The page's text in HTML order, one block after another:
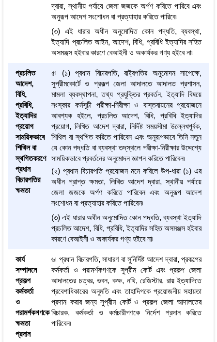
দ্বারা, স্থানীয় পর্যায়ে জেলা জজকে অর্পণ করিতে পারিবে এবং
অনুরূপ আদেশ সংশোধন বা প্রত্যাহার করিতে পারিবে৷
(৩) এই ধারার অধীন অনুমোদিত কোন পদ্ধতি, ব্যবস্থা,
ইত্যাদি প্রচলিত আইন, আদেশ, বিধি, প্রবিধি ইত্যাদির সহিত
অসমঞ্জস হইবার কারণে বেআইনী ও অকার্যকর গণ্য হইবে না৷
প্রচলিত
আদেশ,
বিধি,
প্রবিধি,
ইত্যাদির
প্রয়োগ
সাময়িকভাবে
শিথিল বা
স্থগিতকরণে
প্রধান
বিচারপতির
ক্ষমতা
৫৷ (১) প্রধান বিচারপতি, রাষ্ট্রপতির অনুমোদন সাপেক্ষে,
সুপ্রীমকোর্টে ও প্রকল্প জেলা আদালতে আদালত প্রশাসন,
মামলা ব্যবস্থাপনা, তথ্য প্রযুক্তির প্রবর্তন, ইত্যাদি বিষয়ে
সংস্কার কর্মসূচী পরীক্ষা-নিরীক্ষা ও বাস্তবায়নের প্রয়োজনে
আবশ্যক হইলে, প্রচলিত আদেশ, বিধি, প্রবিধি ইত্যাদির
প্রয়োগ, লিখিত আদেশ দ্বারা, নির্দিষ্ট সময়সীমা উল্লেখপূর্বক,
শিথিল বা স্থগিত করিতে পারিবেন এবং অনুরূপভাবে তিনি নতুন
যে কোন পদ্ধতি বা ব্যবস্থা তদ্‌স্থলে পরীক্ষা-নিরীক্ষার উদ্দেশ্যে
সাময়িকভাবে প্রবর্তনের অনুমোদন জ্ঞাপন করিতে পারিবেন৷
(২) প্রধান বিচারপতি প্রয়োজন মনে করিলে উপ-ধারা (১) এর
অধীন প্রাপ্ত ক্ষমতা, লিখিত আদেশ দ্বারা, স্থানীয় পর্যায়ে
জেলা জজকে অর্পণ করিতে পারিবেন এবং অনুরূপ আদেশ
সংশোধন বা প্রত্যাহার করিতে পারিবেন৷
(৩) এই ধারার অধীন অনুমোদিত কোন পদ্ধতি, ব্যবস্থা ইত্যাদি
প্রচলিত আদেশ, বিধি, প্রবিধি, ইত্যাদির সহিত অসমঞ্জস হইবার
কারণে বেআইনী ও অকার্যকর গণ্য হইবে না৷
কার্য
সম্পাদনে
প্রকল্প
কর্মকর্তা
ও
পরামর্শকগণকে
ক্ষমতা
প্রদান
৬৷ প্রধান বিচারপতি, সাধারণ বা সুনির্দিষ্ট আদেশ দ্বারা, প্রকল্পের
কর্মকর্তা ও পরামর্শকগণকে সুপ্রীম কোর্ট এবং প্রকল্প জেলা
আদালতের চত্বর, ভবন, কক্ষ, নথি, রেজিস্টার, রায় ইত্যাদিতে
প্রবেশাধিকারের অনুমতি এবং তাহাদিগকে প্রয়োজনীয় সহায়তা
প্রদান করার জন্য সুপ্রীম কোর্ট ও প্রকল্প জেলা আদালতের
বিচারক, কর্মকর্তা ও কর্মচারীগণকে নির্দেশ প্রদান করিতে
পারিবেন৷